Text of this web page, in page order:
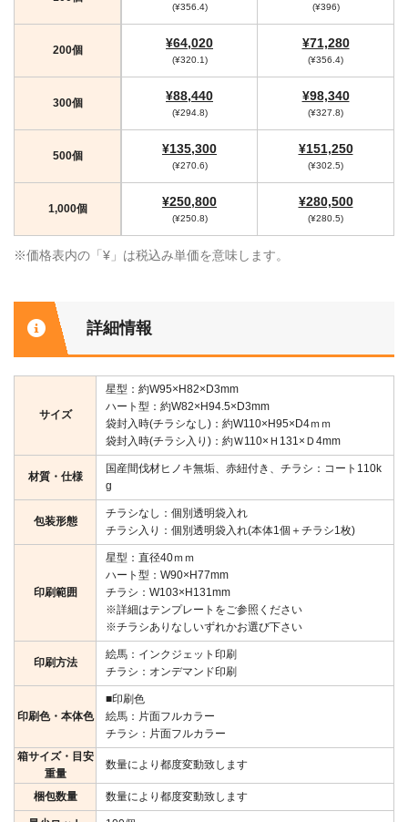
(¥356.4) (¥396)
200個 ¥64,020
(¥320.1)
¥71,280
(¥356.4)
300個 ¥88,440
(¥294.8)
¥98,340
(¥327.8)
500個 ¥135,300
(¥270.6)
¥151,250
(¥302.5)
1,000個 ¥250,800
(¥250.8)
¥280,500
(¥280.5)
※価格表内の「¥」は税込み単価を意味します。
詳細情報
サイズ
星型：約W95×H82×D3mm
ハート型：約W82×H94.5×D3mm
袋封入時(チラシなし)：約W110×H95×D4ｍｍ
袋封入時(チラシ入り)：約Ｗ110×Ｈ131×Ｄ4mm
材質・仕様
国産間伐材ヒノキ無垢、赤紐付き、チラシ：コート110k
g
包装形態
チラシなし：個別透明袋入れ
チラシ入り：個別透明袋入れ(本体1個＋チラシ1枚)
印刷範囲
星型：直径40ｍｍ
ハート型：W90×H77mm
チラシ：W103×H131mm
※詳細はテンプレートをご参照ください
※チラシありなしいずれかお選び下さい
印刷方法
絵馬：インクジェット印刷
チラシ：オンデマンド印刷
印刷色・本体色
■印刷色
絵馬：片面フルカラー
チラシ：片面フルカラー
箱サイズ・目安
重量
数量により都度変動致します
梱包数量 数量により都度変動致します